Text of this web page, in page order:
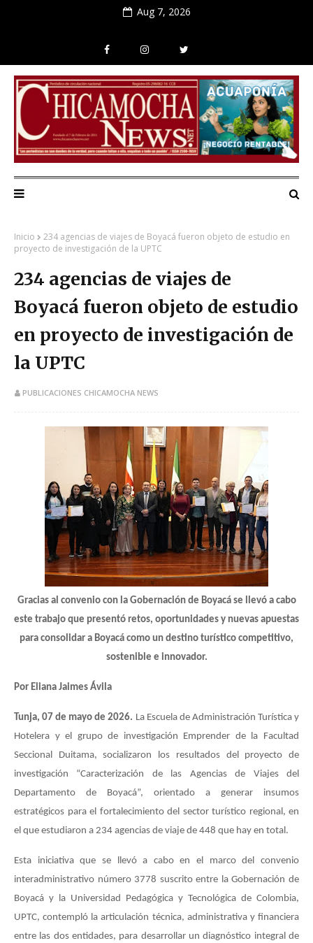
Aug 7, 2026
Inicio
234 agencias de viajes de Boyacá fueron objeto de estudio en
proyecto de investigación de la UPTC
234 agencias de viajes de
Boyacá fueron objeto de estudio
en proyecto de investigación de
la UPTC
PUBLICACIONES CHICAMOCHA NEWS
Gracias al convenio con la Gobernación de Boyacá se llevó a cabo
este trabajo que presentó retos, oportunidades y nuevas apuestas
para consolidar a Boyacá como un destino turístico competitivo,
sostenible e innovador.
Por Eliana Jaimes Ávila
Tunja, 07 de mayo de 2026. La Escuela de Administración Turística y
Hotelera y el grupo de investigación Emprender de la Facultad
Seccional Duitama, socializaron los resultados del proyecto de
investigación “Caracterización de las Agencias de Viajes del
Departamento de Boyacá”, orientado a generar insumos
estratégicos para el fortalecimiento del sector turístico regional, en
el que estudiaron a 234 agencias de viaje de 448 que hay en total.
Esta iniciativa que se llevó a cabo en el marco del convenio
interadministrativo número 3778 suscrito entre la Gobernación de
Boyacá y la Universidad Pedagógica y Tecnológica de Colombia,
UPTC, contempló la articulación técnica, administrativa y financiera
entre las dos entidades, para desarrollar un diagnóstico integral de